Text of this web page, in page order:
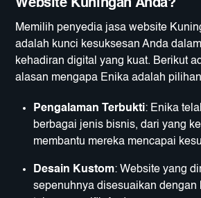
Website Kuningan Anda?
Memilih penyedia jasa website
adalah kunci kesuksesan Anda
kehadiran digital yang kuat. Berikut
alasan mengapa Enika adalah
Pengalaman Terbukti: Enika
berbagai jenis bisnis, dari yang
membantu mereka mencapai
Desain Kustom: Website yang
sepenuhnya disesuaikan dengan